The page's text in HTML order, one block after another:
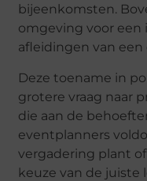
bijeenkomsten.
omgeving voor een
afleidingen van een
Deze toename in
grotere vraag naar
die aan de
eventplanners
vergadering plant
keuze van de juiste